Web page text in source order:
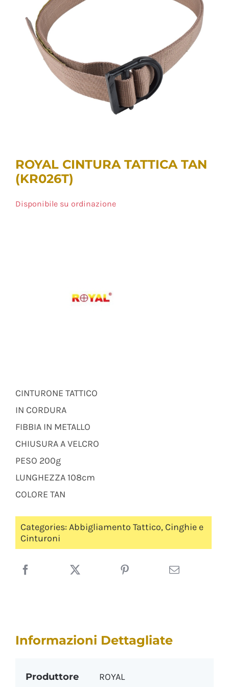
ROYAL CINTURA TATTICA TAN
(KR026T)
Disponibile su ordinazione
CINTURONE TATTICO
IN CORDURA
FIBBIA IN METALLO
CHIUSURA A VELCRO
PESO 200g
LUNGHEZZA 108cm
COLORE TAN
Categories: Abbigliamento Tattico, Cinghie e
Cinturoni
Informazioni Dettagliate
Produttore ROYAL